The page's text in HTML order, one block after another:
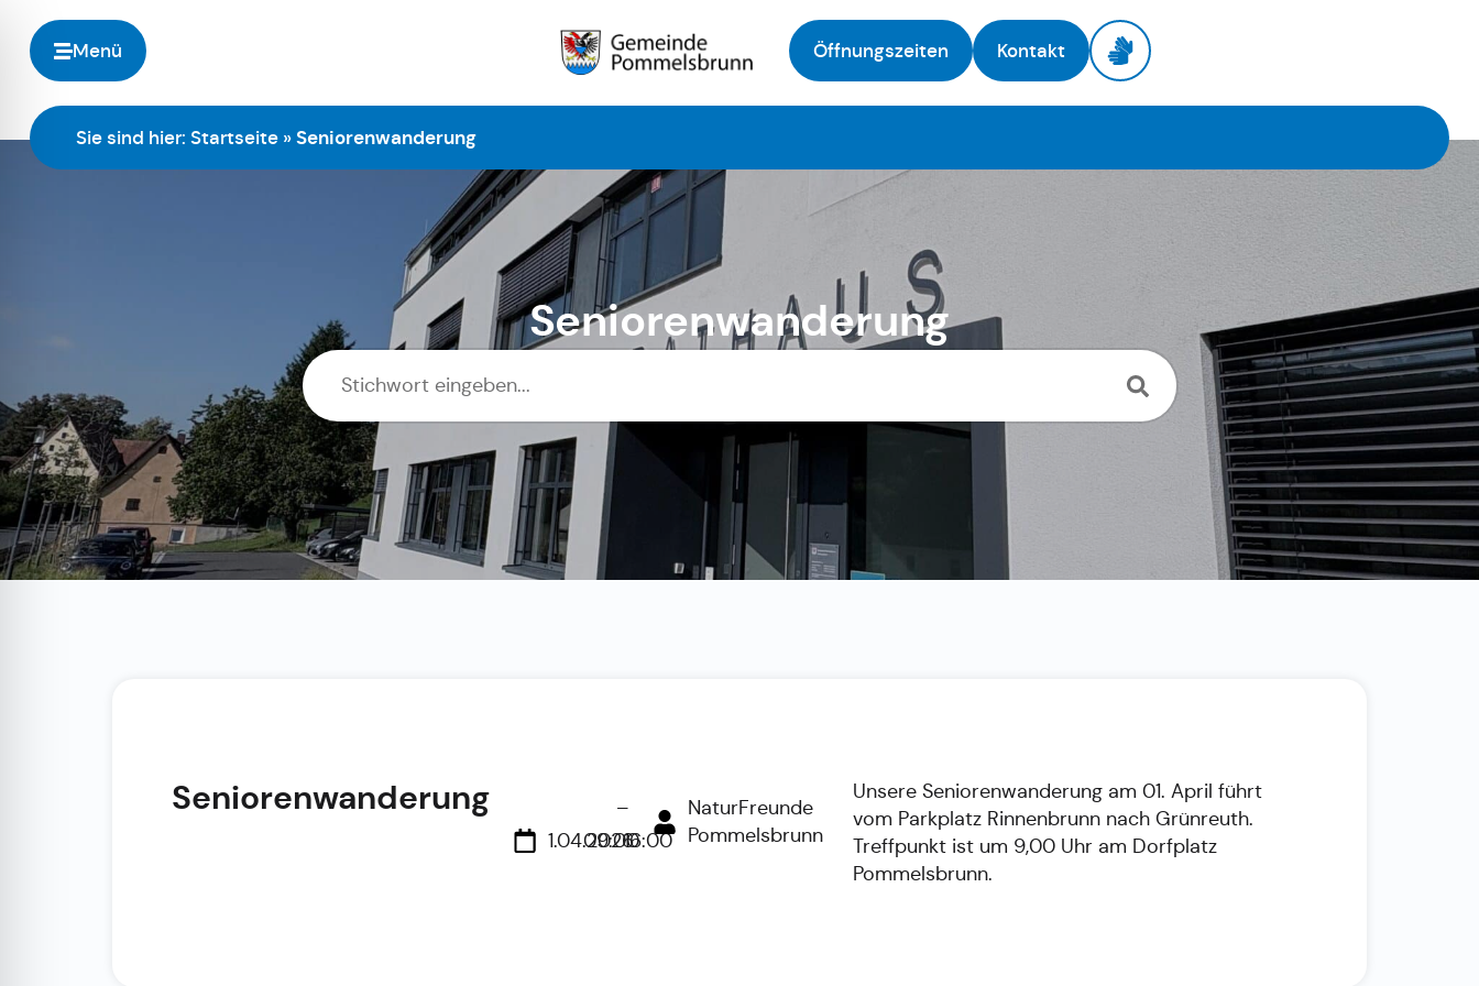
Menü
Zur Startseite
Öffnungszeiten Kontakt
Sie sind hier: Startseite »Seniorenwanderung
Seniorenwanderung
Seniorenwanderung
1.04.2026
09:00
–
16:00
NaturFreunde
Pommelsbrunn
Unsere Seniorenwanderung am 01. April führt
vom Parkplatz Rinnenbrunn nach Grünreuth.
Treffpunkt ist um 9,00 Uhr am Dorfplatz
Pommelsbrunn.